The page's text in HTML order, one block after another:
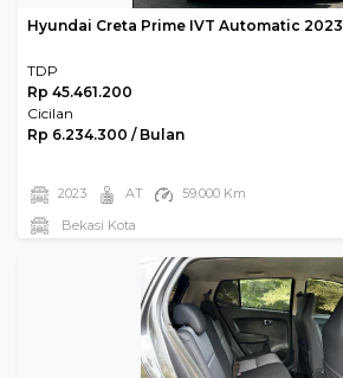
Hyundai Creta Prime IVT Automatic 2023
TDP
Rp 45.461.200
Cicilan
Rp 6.234.300 / Bulan
2023 AT
59.000 Km
Bekasi Kota